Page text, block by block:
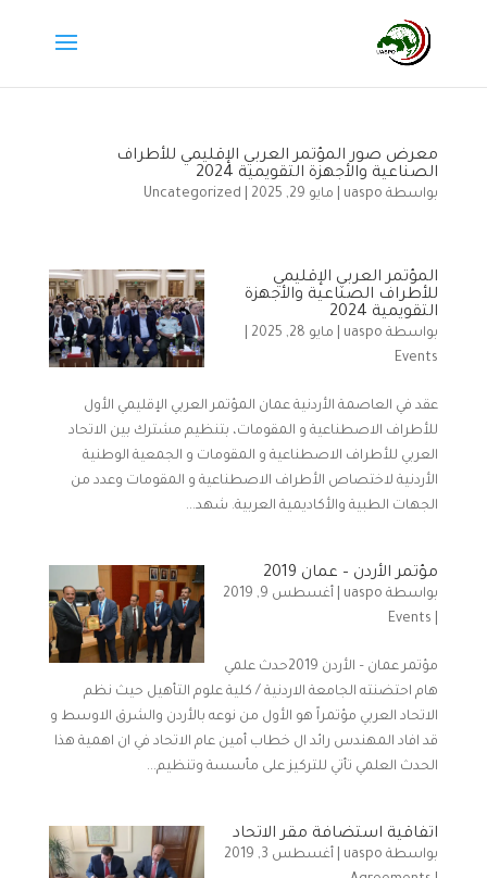
معرض صور المؤتمر العربي الإقليمي للأطراف
الصناعية والأجهزة التقويمية 2024
بواسطة uaspo مايو 29, 2025 Uncategorized
المؤتمر العربي الإقليمي
للأطراف الصناعية والأجهزة
التقويمية 2024
بواسطة uaspo مايو 28, 2025
Events
عقد في العاصمة الأردنية عمان المؤتمر العربي الإقليمي الأول
للأطراف الاصطناعية و المقومات، بتنظيم مشترك بين الاتحاد
العربي للأطراف الاصطناعية و المقومات و الجمعية الوطنية
الأردنية لاختصاص الأطراف الاصطناعية و المقومات وعدد من
الجهات الطبية والأكاديمية العربية. شهد...
مؤتمر الأردن – عمان 2019
بواسطة uaspo
أغسطس 9, 2019
Events
مؤتمر عمان – الأردن 2019حدث علمي
هام احتضنته الجامعة الاردنية / كلية علوم التأهيل حيث نظم
الاتحاد العربي مؤتمراً هو الأول من نوعه بالأردن والشرق الاوسط و
قد افاد المهندس رائد ال خطاب أمين عام الاتحاد في ان اهمية هذا
الحدث العلمي تأتي للتركيز على مأسسة وتنظيم...
اتفاقية استضافة مقر الاتحاد
بواسطة uaspo
أغسطس 3, 2019